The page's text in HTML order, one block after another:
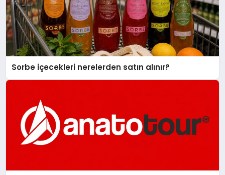
Sorbe içecekleri nerelerden satın alınır?